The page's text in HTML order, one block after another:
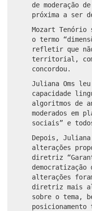
de moderação
próxima a ser
Mozart Tenório
o termo
refletir que
territorial,
concordou.
Juliana Oms
capacidade
algoritmos de
moderados em
sociais” e
Depois,
alterações
diretriz
alterações
diretriz mais
sobre o tema,
posicionamento